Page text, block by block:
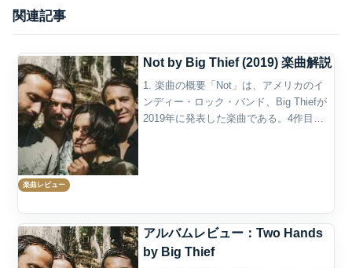
関連記事
楽曲レビュー
Not by Big Thief (2019) 楽曲解説
1. 楽曲の概要「Not」は、アメリカのイ
ンディー・ロック・バンド、Big Thiefが
2019年に発表した楽曲である。4作目の
アルバムレビュー：Two Hands
by Big Thief